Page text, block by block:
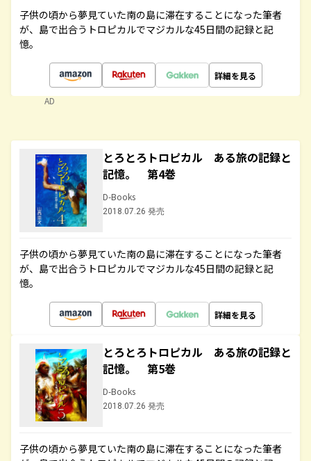
子供の頃から夢見ていた南の島に滞在することになった筆者
が、島で出合うトロピカルでマジカルな45日間の記録と記
憶。
詳細を見る
AD
とろとろトロピカル ある旅の記録と
記憶。 第4巻
D-Books
2018.07.26 発売
子供の頃から夢見ていた南の島に滞在することになった筆者
が、島で出合うトロピカルでマジカルな45日間の記録と記
憶。
詳細を見る
とろとろトロピカル ある旅の記録と
記憶。 第5巻
D-Books
2018.07.26 発売
子供の頃から夢見ていた南の島に滞在することになった筆者